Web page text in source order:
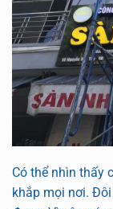
Có thể nhìn thấy
khắp mọi nơi.